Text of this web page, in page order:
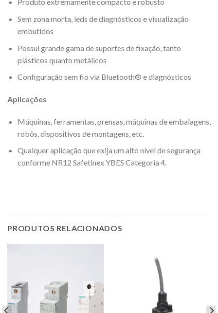
Produto extremamente compacto e robusto
Sem zona morta, leds de diagnósticos e visualização
embutidos
Possui grande gama de suportes de fixação, tanto
plásticos quanto metálicos
Configuração sem fio via Bluetooth® e diagnósticos
Aplicações
Máquinas, ferramentas, prensas, máquinas de embalagens,
robôs, dispositivos de montagens, etc.
Qualquer aplicação que exija um alto nível de segurança
conforme NR12 Safetinex YBES Categoria 4.
PRODUTOS RELACIONADOS